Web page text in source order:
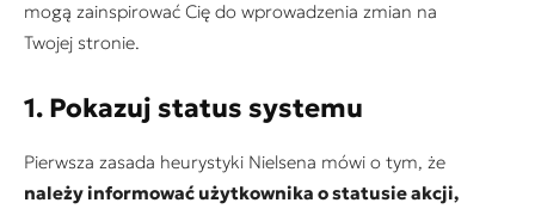
mogą zainspirować Cię do wprowadzenia zmian na
Twojej stronie.
1. Pokazuj status systemu
Pierwsza zasada heurystyki Nielsena mówi o tym, że
należy informować użytkownika o statusie akcji,